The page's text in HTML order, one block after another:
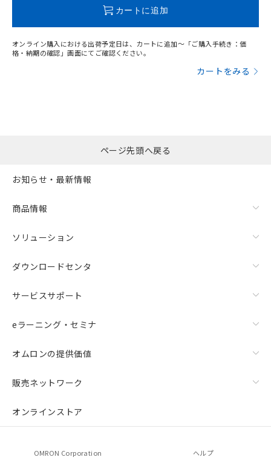
カートに追加
オンライン購入における出荷予定日は、カートに追加～「ご購入手続き：価
格・納期の確認」画面にてご確認ください。
カートをみる
ページ先頭へ戻る
お知らせ・最新情報
商品情報
ソリューション
ダウンロードセンタ
サービスサポート
eラーニング・セミナ
オムロンの提供価値
販売ネットワーク
オンラインストア
OMRON Corporation ヘルプ